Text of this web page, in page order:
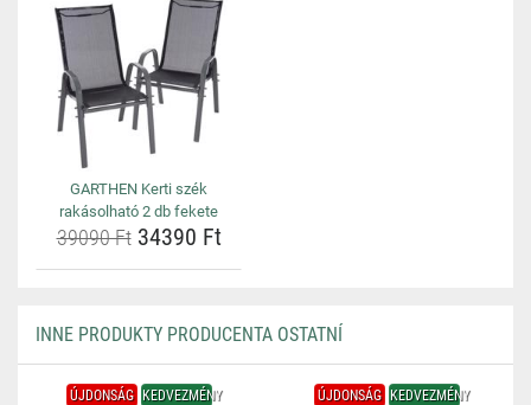
GARTHEN Kerti szék
rakásolható 2 db fekete
39090 Ft34390 Ft
INNE PRODUKTY PRODUCENTA OSTATNÍ
ÚJDONSÁG KEDVEZMÉNY ÚJDONSÁG KEDVEZMÉNY